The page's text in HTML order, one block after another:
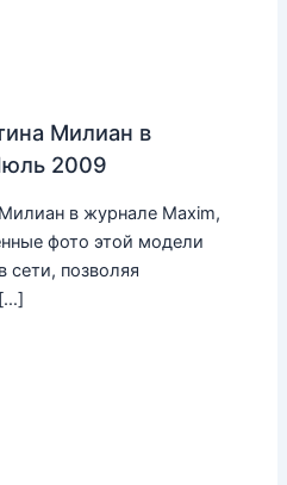
Милиан в
2009
в журнале Maxim,
фото этой модели
сети, позволяя